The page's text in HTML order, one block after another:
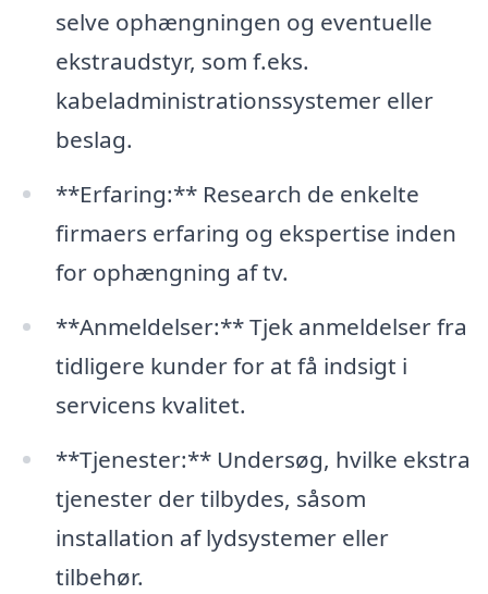
selve ophængningen og eventuelle
ekstraudstyr, som f.eks.
kabeladministrationssystemer eller
beslag.
**Erfaring:** Research de enkelte
firmaers erfaring og ekspertise inden
for ophængning af tv.
**Anmeldelser:** Tjek anmeldelser fra
tidligere kunder for at få indsigt i
servicens kvalitet.
**Tjenester:** Undersøg, hvilke ekstra
tjenester der tilbydes, såsom
installation af lydsystemer eller
tilbehør.